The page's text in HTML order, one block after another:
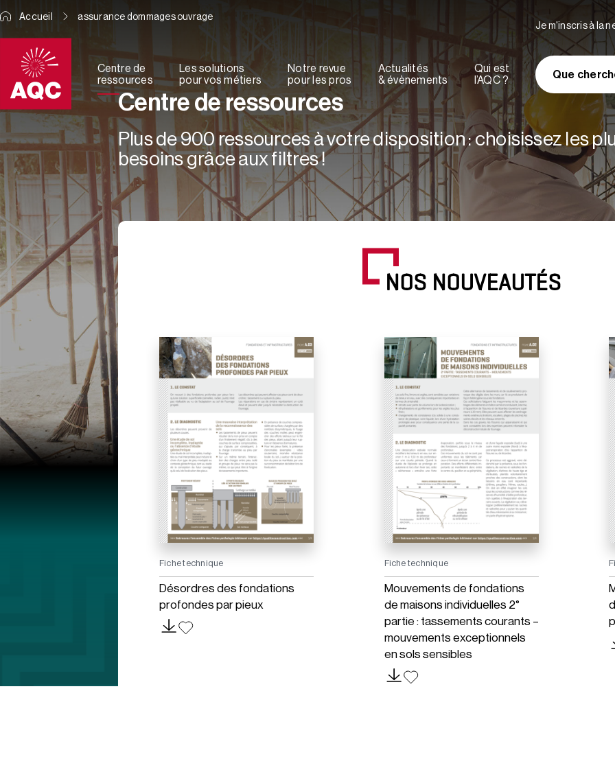
Centre de
ressources
Les solutions
pour vos métiers
Notre revue
pour les pros
Actualités
& évènements
Qui est
l’AQC ?
Je m'inscris à la
Que
Accueil assurance dommages ouvrage
Centre de ressources
Plus de 900 ressources à votre disposition : choisissez les
besoins grâce aux filtres !
NOS NOUVEAUTÉS
Fiche technique
Désordres des fondations
profondes par pieux
Fiche technique
Mouvements de fondations
de maisons individuelles 2°
partie : tassements courants –
mouvements exceptionnels
en sols sensibles